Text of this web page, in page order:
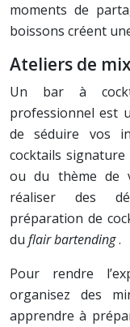
moments de
boissons créent
Ateliers de
Un bar à
professionnel est
de séduire vos
cocktails
ou du thème de
réaliser des
préparation de
du flair bartending.
Pour rendre
organisez des
apprendre à